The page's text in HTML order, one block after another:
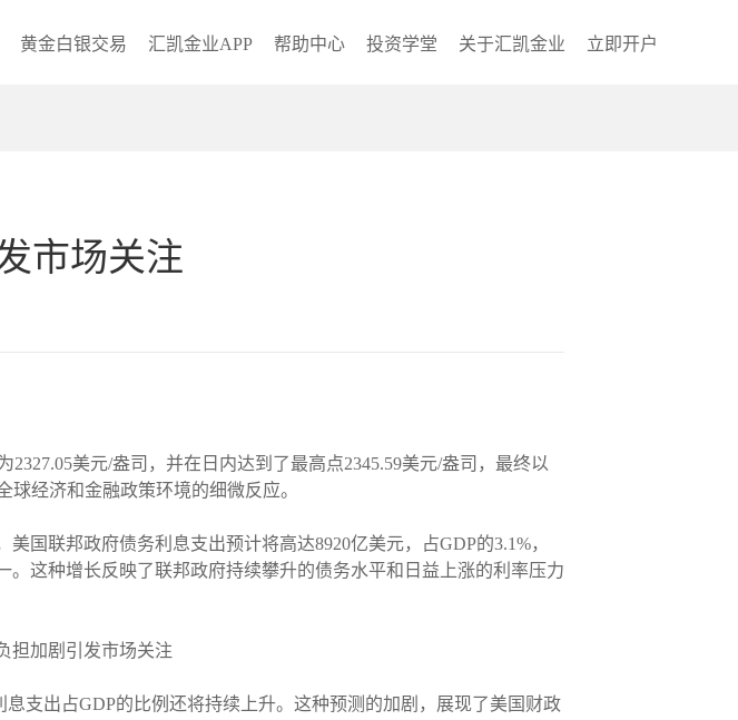
黄金白银交易 汇凯金业APP 帮助中心 投资学堂 关于汇凯金业 立即开户
市场关注
美元/盎司，并在日内达到了最高点2345.59美元/盎司，最终以
球经济和金融政策环境的细微反应。
国联邦政府债务利息支出预计将高达8920亿美元，占GDP的3.1%，
这种增长反映了联邦政府持续攀升的债务水平和日益上涨的利率压力
支出占GDP的比例还将持续上升。这种预测的加剧，展现了美国财政